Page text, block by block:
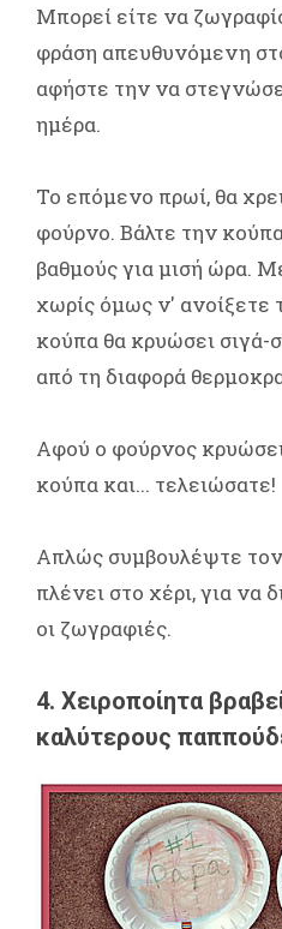
Μπορεί είτε να
φράση απευθυνόμενη
αφήστε την να
ημέρα.
Το επόμενο πρωί, θα
φούρνο. Βάλτε την
βαθμούς για μισή ώρα.
χωρίς όμως ν' ανοίξετε
κούπα θα κρυώσει σιγά-
από τη διαφορά
Αφού ο φούρνος
κούπα και... τελειώσατε!
Απλώς συμβουλέψτε
πλένει στο χέρι, για να
οι ζωγραφιές.
4. Χειροποίητα
καλύτερους